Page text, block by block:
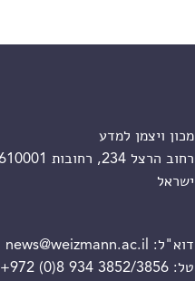
מכון ויצמן למדע
רחוב הרצל 234, רחובות 7610001
ישראל
דוא"ל:
news@weizmann.ac.il
טל:+972 (0)8 934 3852/3856